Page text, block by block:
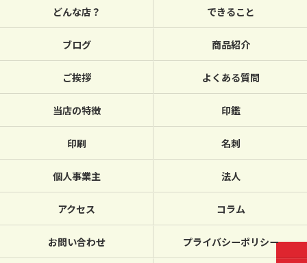
どんな店？ できること
ブログ 商品紹介
ご挨拶 よくある質問
当店の特徴 印鑑
印刷 名刺
個人事業主 法人
アクセス コラム
お問い合わせ プライバシーポリシー